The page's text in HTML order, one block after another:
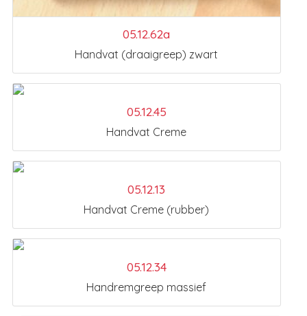
05.12.62a
Handvat (draaigreep) zwart
05.12.45
Handvat Creme
05.12.13
Handvat Creme (rubber)
05.12.34
Handremgreep massief